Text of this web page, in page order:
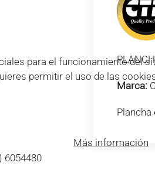
6054480
Marca:
Plancha
para el funcionamiento del
permitir el uso de las
Más información